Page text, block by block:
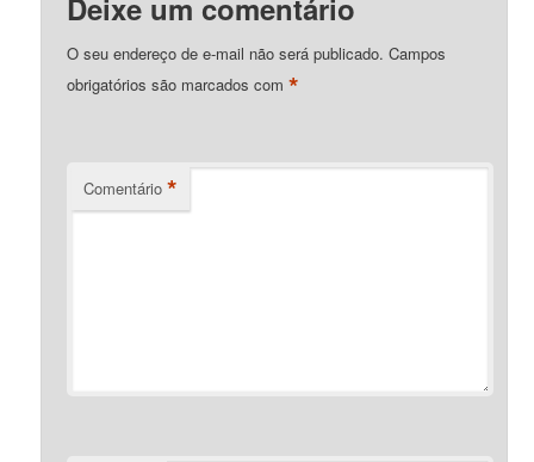
Deixe um comentário
O seu endereço de e-mail não será publicado. Campos
obrigatórios são marcados com*
Comentário *